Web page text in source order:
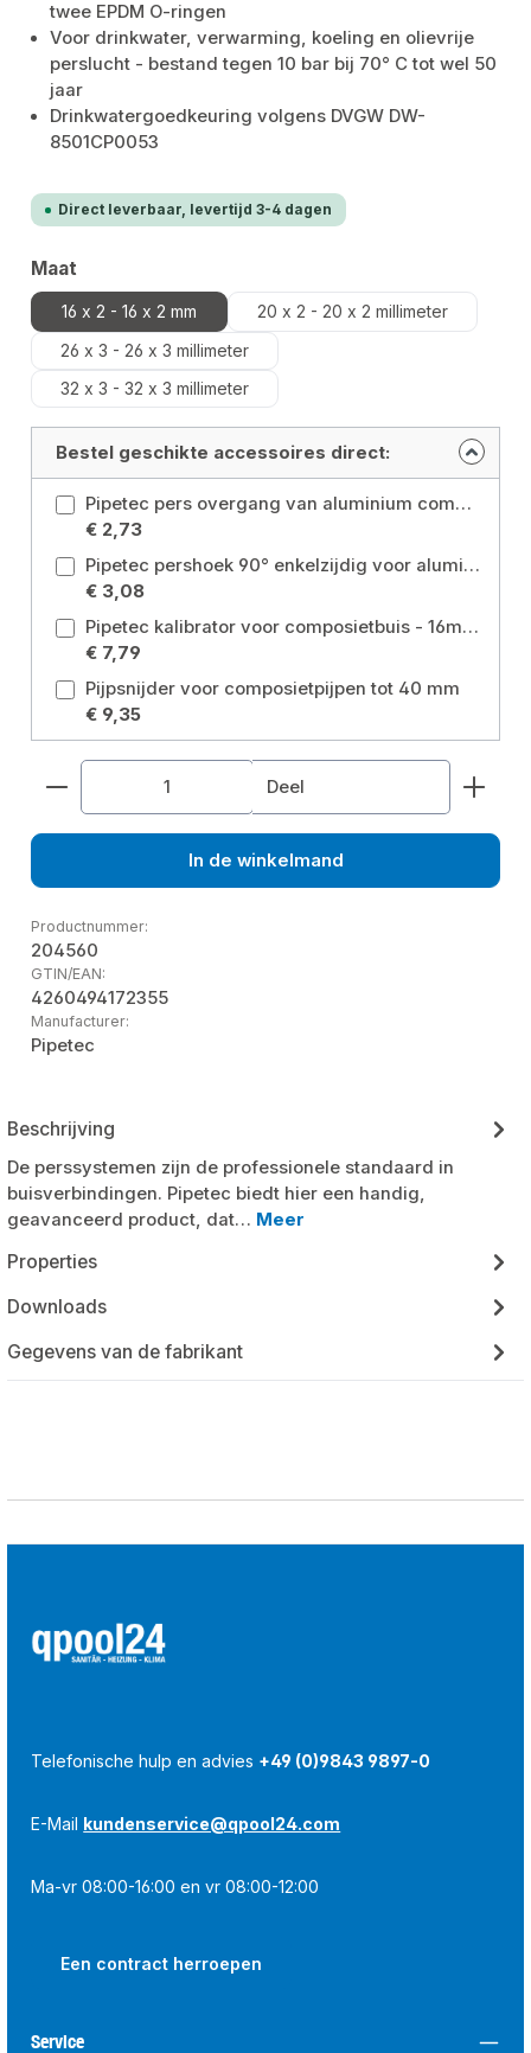
twee EPDM O-ringen
Voor drinkwater, verwarming, koeling en olievrije
perslucht - bestand tegen 10 bar bij 70° C tot wel 50
jaar
Drinkwatergoedkeuring volgens DVGW DW-
8501CP0053
Direct leverbaar, levertijd 3-4 dagen
Selecteer
Maat
16 x 2 - 16 x 2 mm
20 x 2 - 20 x 2 millimeter
26 x 3 - 26 x 3 millimeter
32 x 3 - 32 x 3 millimeter
Bestel geschikte accessoires direct:
Pipetec pers overgang van aluminium composiet buis 16 x 2 mm naar 3/4" buitendraad Maat: 16 x 2 millimeter - 3/4 inch
€ 2,73
Pipetec pershoek 90° enkelzijdig voor aluminium composietbuis 16 x 2mm Maat: 90° 16 x 2 millimeter
€ 3,08
Pipetec kalibrator voor composietbuis - 16mm - 20mm - 26mm Maat: 16 mm - 20 mm - 26 mm
€ 7,79
Pijpsnijder voor composietpijpen tot 40 mm
€ 9,35
Producthoeveelheid: Voer de gewenste
Deel
In de winkelmand
Productnummer:
204560
GTIN/EAN:
4260494172355
Manufacturer:
Pipetec
Beschrijving
De perssystemen zijn de professionele standaard in
buisverbindingen. Pipetec biedt hier een handig,
geavanceerd product, dat… Meer
Properties
Downloads
Gegevens van de fabrikant
Telefonische hulp en advies +49 (0)9843 9897-0
E-Mail kundenservice@qpool24.com
Ma-vr 08:00-16:00 en vr 08:00-12:00
Een contract herroepen
Service